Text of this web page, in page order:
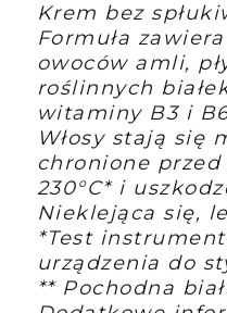
Krem bez
Formuła
owoców amli,
roślinnych
witaminy B3 i
Włosy stają się
chronione
230°C* i
Nieklejąca się,
*Test
urządzenia do
** Pochodna